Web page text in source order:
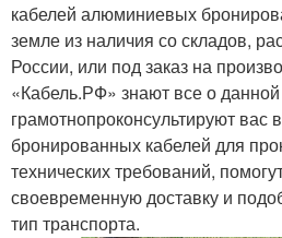
кабелей алюминиевых
земле из наличия со складов,
России, или под заказ на
«Кабель.РФ» знают все о
грамотнопроконсультируют
бронированных кабелей для
технических требований,
своевременную доставку и
тип транспорта.